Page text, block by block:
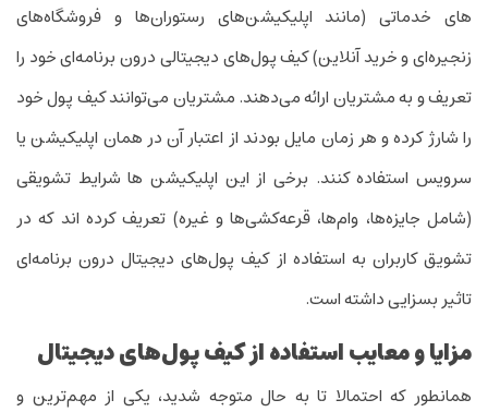
های خدماتی (مانند اپلیکیشن‌های رستوران‌ها و فروشگاه‌های
زنجیره‌ای و خرید آنلاین) کیف پول‌های دیجیتالی درون ­برنامه‌ای خود را
تعریف و به مشتریان ارائه می‌دهند. مشتریان می‌توانند کیف پول خود
را شارژ کرده و هر زمان مایل بودند از اعتبار آن در همان اپلیکیشن یا
سرویس استفاده کنند. برخی از این اپلیکیشن ­ها شرایط تشویقی
(شامل جایزه‌ها، وام‌ها، قرعه‌کشی‌ها و غیره) تعریف کرده ­اند که در
تشویق کاربران به استفاده از کیف پول‌های دیجیتال درون­ برنامه‌ای
تاثیر بسزایی داشته است.
مزایا و معایب استفاده از کیف پول‌های دیجیتال
همانطور که احتمالا تا به حال متوجه شدید، یکی از مهم‌ترین و